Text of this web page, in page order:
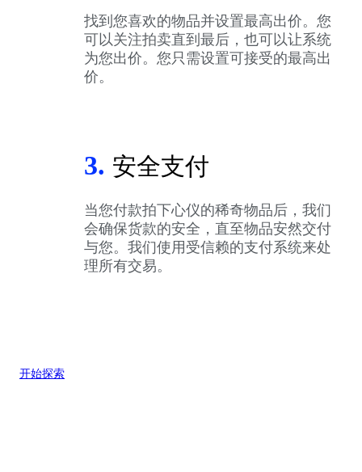
找到您喜欢的物品并设置最高出价。您
可以关注拍卖直到最后，也可以让系统
为您出价。您只需设置可接受的最高出
价。
3. 安全支付
当您付款拍下心仪的稀奇物品后，我们
会确保货款的安全，直至物品安然交付
与您。我们使用受信赖的支付系统来处
理所有交易。
开始探索